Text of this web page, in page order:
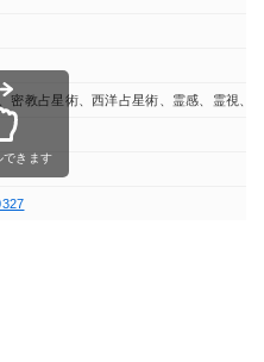
密教占星術、西洋占星術、霊感、霊視、
できます